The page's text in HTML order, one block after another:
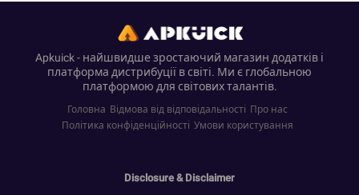
Apkuick - найшвидше зростаючий магазин додатків і
платформа дистрибуції в світі. Ми є глобальною
платформою для світових талантів.
Головна Відмова від відповідальності Про нас
Політика конфіденційності Умови користування
Disclosure & Disclaimer